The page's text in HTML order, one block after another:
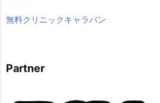
無料クリニックキャラバン
Partner